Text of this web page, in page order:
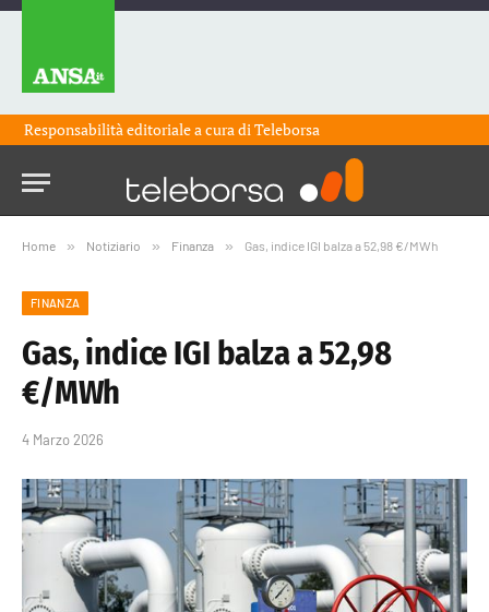
Responsabilità editoriale a cura diTeleborsa
Home » Notiziario » Finanza » Gas, indice IGI balza a 52,98 €/MWh
FINANZA
Gas, indice IGI balza a 52,98
€/MWh
4 Marzo 2026